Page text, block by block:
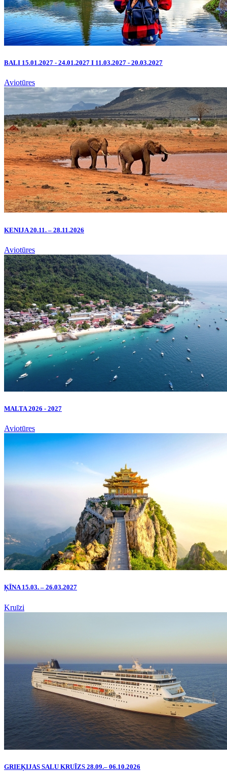
BALI 15.01.2027 - 24.01.2027 I 11.03.2027 - 20.03.2027
Aviotūres
KENIJA 20.11. – 28.11.2026
Aviotūres
MALTA 2026 - 2027
Aviotūres
ĶĪNA 15.03. – 26.03.2027
Kruīzi
GRIEĶIJAS SALU KRUĪZS 28.09.– 06.10.2026